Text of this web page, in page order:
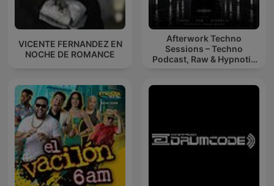
VICENTE FERNANDEZ EN
NOCHE DE ROMANCE
Afterwork Techno
Sessions – Techno
Podcast, Raw & Hypnotic